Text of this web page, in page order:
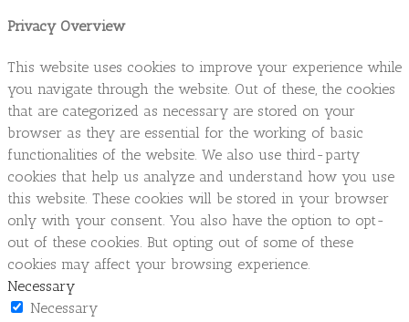
Privacy Overview
This website uses cookies to improve your experience while
you navigate through the website. Out of these, the cookies
that are categorized as necessary are stored on your
browser as they are essential for the working of basic
functionalities of the website. We also use third-party
cookies that help us analyze and understand how you use
this website. These cookies will be stored in your browser
only with your consent. You also have the option to opt-
out of these cookies. But opting out of some of these
cookies may affect your browsing experience.
Necessary
Necessary